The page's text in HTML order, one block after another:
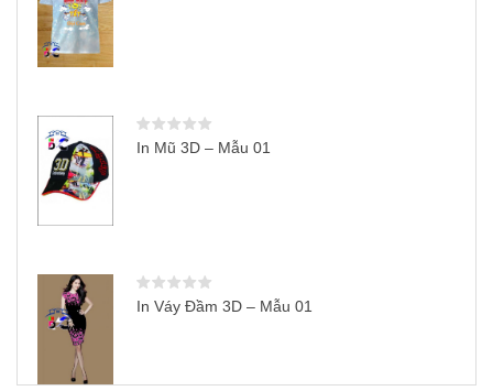
In Mũ 3D – Mẫu 01
In Váy Đầm 3D – Mẫu 01